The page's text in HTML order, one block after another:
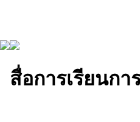
สื่อการเรียนกา